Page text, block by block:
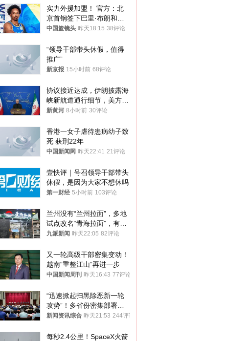
实力外援加盟！ 官方：北
京首钢签下巴里·布朗和桑
普森
中国篮镜头 昨天18:15 38评论
“领导干部带头休假，值得
推广”
新京报 15小时前 68评论
协议接近达成，伊朗披露海
峡新航道通行细节，美方再
提“倒计时”
新黄河 8小时前 30评论
香港一女子虐待患病幼子致
死 获刑22年
中国新闻网 昨天22:41 21评论
壹快评｜号召领导干部带头
休假，是因为大家不想休吗
第一财经 5小时前 103评论
兰州没有“兰州拉面”，多地
试点改名“青海拉面”，有商
家改名已两年
九派新闻 昨天22:05 82评论
又一轮高级干部密集变动！
越南“重整江山”再进一步
中国新闻周刊 昨天16:43 77评论
“迅速掀起扫黑除恶新一轮
攻势”！多省份密集部署，
公布举报方式
新闻资讯综合 昨天21:53 244评论
每秒2.4公里！SpaceX火箭